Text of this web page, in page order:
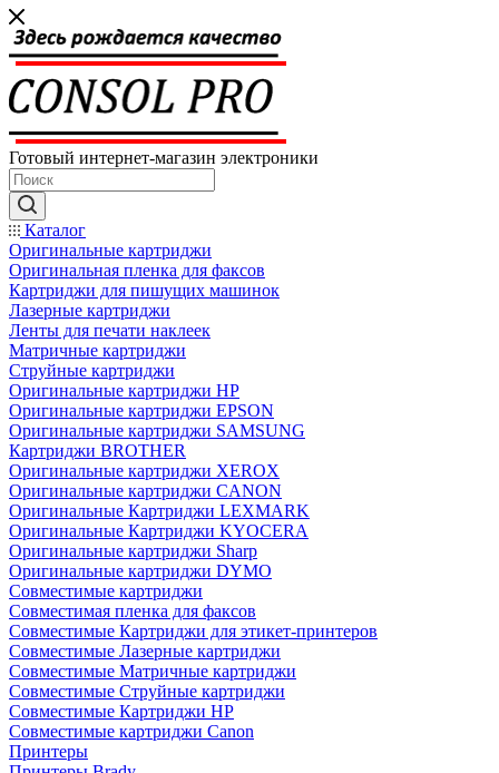
Готовый интернет-магазин электроники
Каталог
Оригинальные картриджи
Оригинальная пленка для факсов
Картриджи для пишущих машинок
Лазерные картриджи
Ленты для печати наклеек
Матричные картриджи
Струйные картриджи
Оригинальные картриджи HP
Оригинальные картриджи EPSON
Оригинальные картриджи SAMSUNG
Картриджи BROTHER
Оригинальные картриджи XEROX
Оригинальные картриджи CANON
Оригинальные Картриджи LEXMARK
Оригинальные Картриджи KYOCERA
Оригинальные картриджи Sharp
Оригинальные картриджи DYMO
Совместимые картриджи
Совместимая пленка для факсов
Совместимые Картриджи для этикет-принтеров
Совместимые Лазерные картриджи
Совместимые Матричные картриджи
Совместимые Струйные картриджи
Совместимые Картриджи HP
Совместимые картриджи Canon
Принтеры